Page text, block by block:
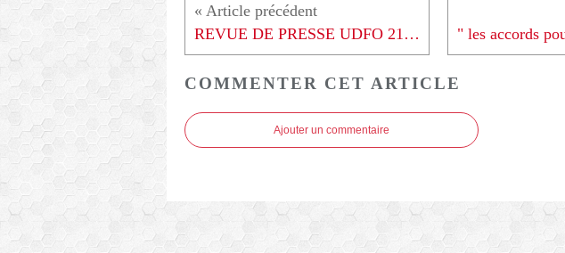
REVUE DE PRESSE UDFO 21 - 141209
COMMENTER CET ARTICLE
Ajouter un commentaire